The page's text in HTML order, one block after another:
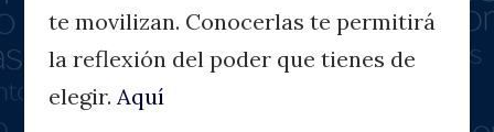
te movilizan. Conocerlas te permitirá
la reflexión del poder que tienes de
elegir. Aquí